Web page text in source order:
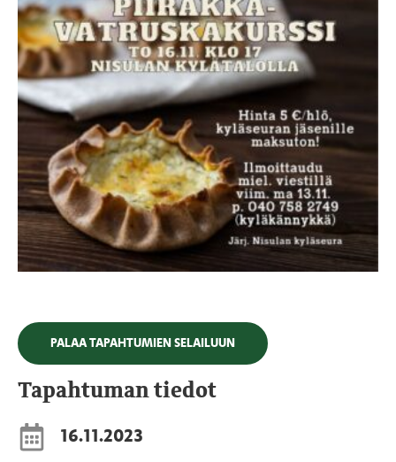
PALAA TAPAHTUMIEN SELAILUUN
Tapahtuman tiedot
16.11.2023